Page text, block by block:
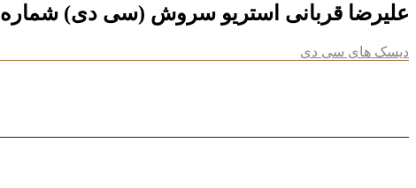
علیرضا قربانی استریو سروش (سی دی) شماره 7
دیسک های سی دی